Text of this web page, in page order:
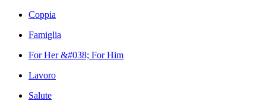
Coppia
Famiglia
For Her &#038; For Him
Lavoro
Salute